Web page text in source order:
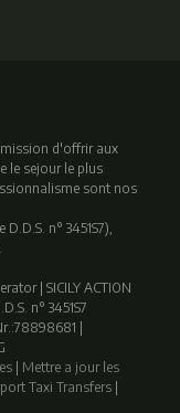
d'offrir aux
le sejour le plus
sont nos
n° 3451S7),
| SICILY ACTION
n° 3451S7
|
Mettre a jour les
Taxi Transfers